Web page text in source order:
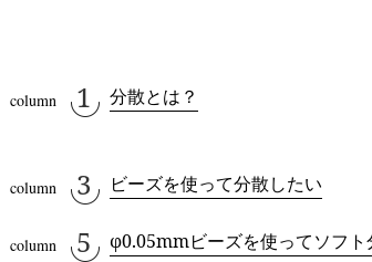
分散とは？
ビーズを使って分散したい
φ0.05mmビーズを使ってソフト